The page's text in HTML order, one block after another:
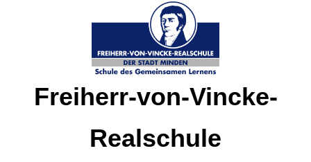
Freiherr-von-Vincke-
Realschule